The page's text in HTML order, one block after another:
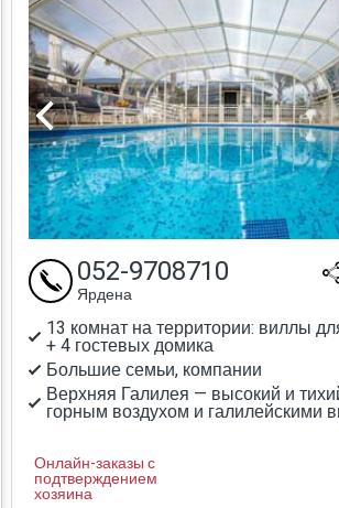
13 комнат на территории: виллы
+ 4 гостевых домика
Большие семьи, компании
Верхняя Галилея — высокий и
горным воздухом и галилейскими
Онлайн-заказы с
подтверждением
хозяина
052-9708710
Ярдена